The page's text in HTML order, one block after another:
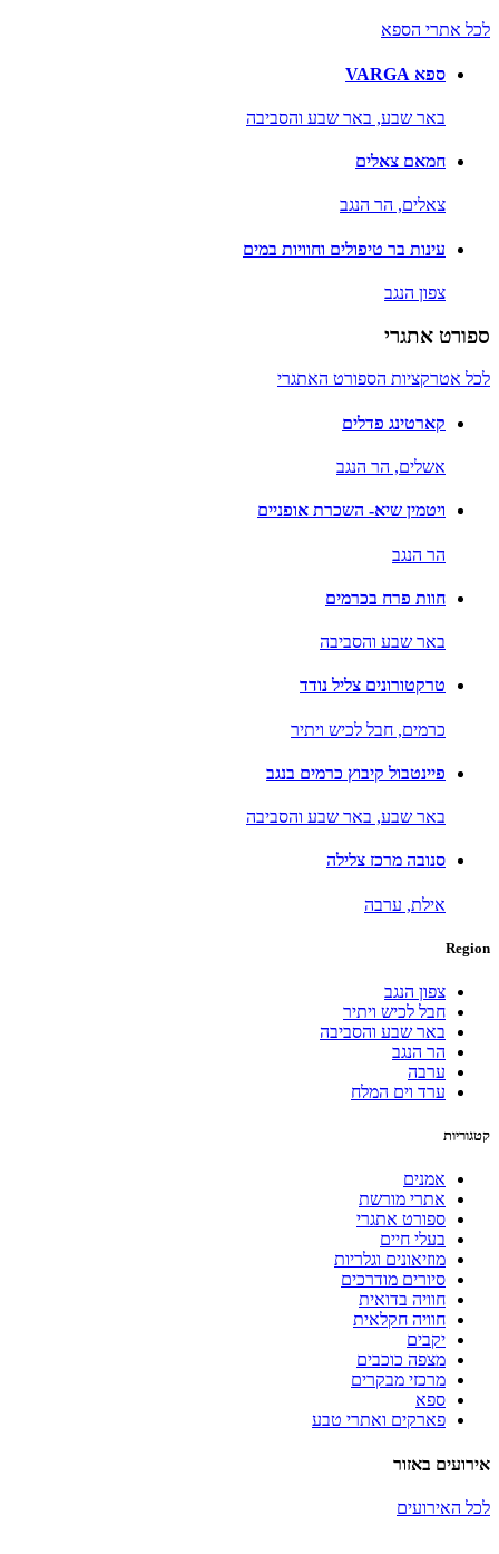
לכל אתרי הספא
ספא VARGA
באר שבע, באר שבע והסביבה
חמאם צאלים
צאלים, הר הנגב
עינות בר טיפולים וחוויות במים
צפון הנגב
ספורט אתגרי
לכל אטרקציות הספורט האתגרי
קארטינג פדלים
אשלים, הר הנגב
ויטמין שיא- השכרת אופניים
הר הנגב
חוות פרח בכרמים
באר שבע והסביבה
טרקטורונים צליל נודד
כרמים, חבל לכיש ויתיר
פיינטבול קיבוץ כרמים בנגב
באר שבע, באר שבע והסביבה
סנובה מרכז צלילה
אילת, ערבה
Region
צפון הנגב
חבל לכיש ויתיר
באר שבע והסביבה
הר הנגב
ערבה
ערד וים המלח
קטגוריות
אמנים
אתרי מורשת
ספורט אתגרי
בעלי חיים
מוזיאונים וגלריות
סיורים מודרכים
חוויה בדואית
חוויה חקלאית
יקבים
מצפה כוכבים
מרכזי מבקרים
ספא
פארקים ואתרי טבע
אירועים באזור
לכל האירועים